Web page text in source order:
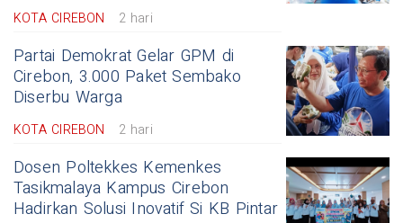
KOTA CIREBON 2 hari
Partai Demokrat Gelar GPM di
Cirebon, 3.000 Paket Sembako
Diserbu Warga
KOTA CIREBON 2 hari
Dosen Poltekkes Kemenkes
Tasikmalaya Kampus Cirebon
Hadirkan Solusi Inovatif Si KB Pintar